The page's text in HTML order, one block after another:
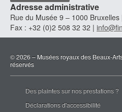
Adresse administrative
Rue du Musée 9 – 1000
Fax : +32 (0)2 508 32 32 |
© 2026 – Musées royaux des Beaux-
réservés
Des plaintes sur nos prestations ?
Déclarations d'accessibilité